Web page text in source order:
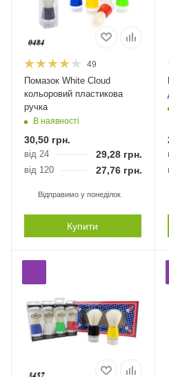
49
Помазок White Cloud
кольоровий пластикова
ручка
В наявності
30,50 грн.
від 24 29,28 грн.
від 120 27,76 грн.
Відправимо у понеділок
Купити